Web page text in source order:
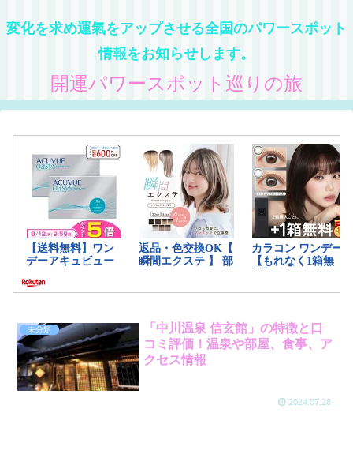
変化を求め運氣をアップさせる全国のパワースポット
情報をお知らせします。
開運パワースポット巡りの旅
未分類
「中川温泉 信玄館」の特徴と口
コミ評価！温泉や部屋、食事、ア
クセス情報
2024.07.28